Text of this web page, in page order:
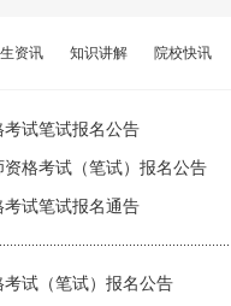
资讯 知识讲解 院校快讯
考试笔试报名公告
资格考试（笔试）报名公告
考试笔试报名通告
考试（笔试）报名公告